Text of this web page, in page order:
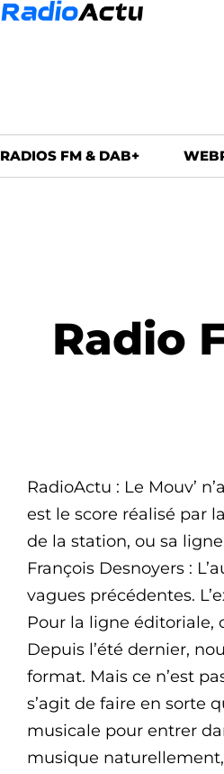
RADIOS FM & DAB+
Radio
RadioActu : Le Mouv’
est le score réalisé par
de la station, ou sa
François Desnoyers :
vagues précédentes.
Pour la ligne éditoriale,
Depuis l’été dernier,
format. Mais ce n’est
s’agit de faire en sorte
musicale pour entrer
musique